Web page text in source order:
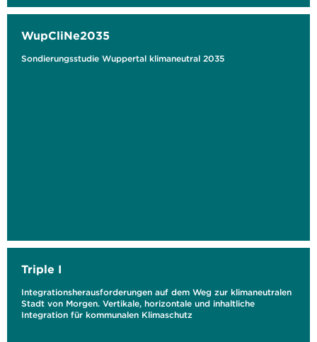
WupCliNe2035
Sondierungsstudie Wuppertal klimaneutral 2035
Triple I
Integrationsherausforderungen auf dem Weg zur klimaneutralen
Stadt von Morgen. Vertikale, horizontale und inhaltliche
Integration für kommunalen Klimaschutz